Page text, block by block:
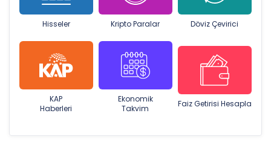
Hisseler Kripto Paralar Döviz Çevirici
KAP
Haberleri
Ekonomik
Takvim
Faiz Getirisi Hesapla